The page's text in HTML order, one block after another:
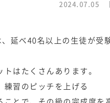
2024.07.05
延べ40名以上の生徒が受
はたくさんあります。
練習のピッチを上げる